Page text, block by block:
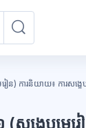
ៀន) ការនិយាយ៖ ការសង្ខេ
(សង្ខេបមេ